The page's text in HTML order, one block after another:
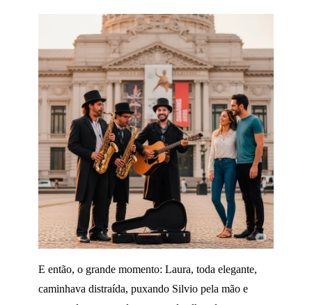
E então, o grande momento: Laura, toda elegante,
caminhava distraída, puxando Silvio pela mão e